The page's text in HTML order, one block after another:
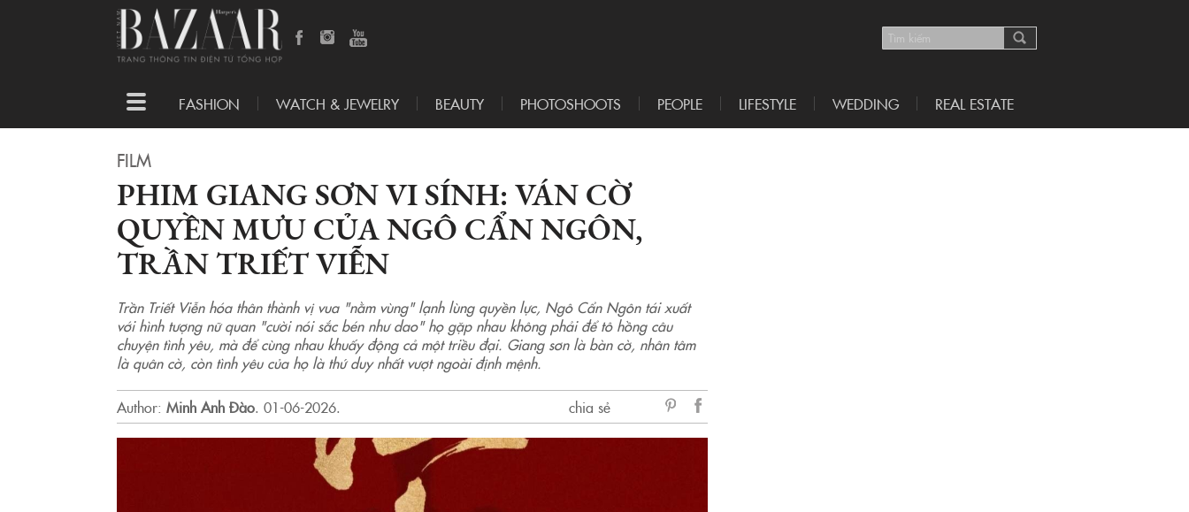
Toggle
navigation
FASHION WATCH & JEWELRY BEAUTY PHOTOSHOOTS PEOPLE LIFESTYLE WEDDING REAL ESTATE
FILM
PHIM GIANG SƠN VI SÍNH: VÁN CỜ
QUYỀN MƯU CỦA NGÔ CẨN NGÔN,
TRẦN TRIẾT VIỄN
Trần Triết Viễn hóa thân thành vị vua "nằm vùng" lạnh lùng quyền lực, Ngô Cẩn Ngôn tái xuất
với hình tượng nữ quan "cười nói sắc bén như dao" họ gặp nhau không phải để tô hồng câu
chuyện tình yêu, mà để cùng nhau khuấy động cả một triều đại. Giang sơn là bàn cờ, nhân tâm
là quân cờ, còn tình yêu của họ là thứ duy nhất vượt ngoài định mệnh.
Author: Minh Anh Đào. 01-06-2026.
chia sẻ